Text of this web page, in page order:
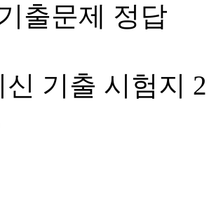
출문제 정답
기출 시험지